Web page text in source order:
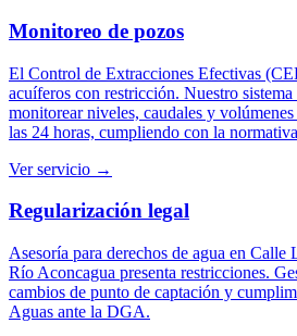
Monitoreo de pozos
El Control de Extracciones Efectivas
acuíferos con restricción. Nuestro
monitorear niveles, caudales y
las 24 horas, cumpliendo con la
Ver servicio →
Regularización legal
Asesoría para derechos de agua en Calle
Río Aconcagua presenta restricciones.
cambios de punto de captación y
Aguas ante la DGA.